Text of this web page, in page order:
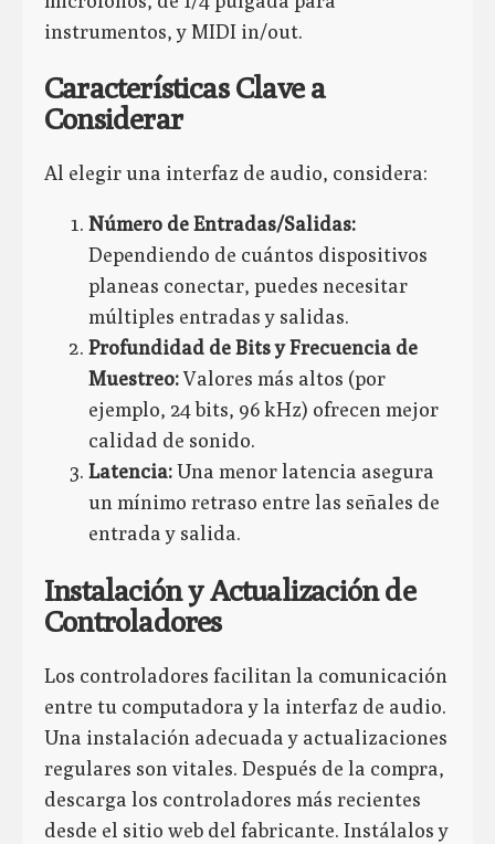
instrumentos, y MIDI in/out.
Características Clave a
Considerar
Al elegir una interfaz de audio, considera:
Número de Entradas/Salidas:
Dependiendo de cuántos dispositivos
planeas conectar, puedes necesitar
múltiples entradas y salidas.
Profundidad de Bits y Frecuencia de
Muestreo:Valores más altos (por
ejemplo, 24 bits, 96 kHz) ofrecen mejor
calidad de sonido.
Latencia:Una menor latencia asegura
un mínimo retraso entre las señales de
entrada y salida.
Instalación y Actualización de
Controladores
Los controladores facilitan la comunicación
entre tu computadora y la interfaz de audio.
Una instalación adecuada y actualizaciones
regulares son vitales. Después de la compra,
descarga los controladores más recientes
desde el sitio web del fabricante. Instálalos y